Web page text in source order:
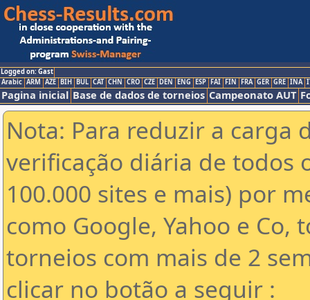
Logged on: Gast
Arabic ARM AZE BIH BUL CAT CHN CRO CZE DEN ENG ESP FAI FIN FRA GER GRE INA
Pagina inicial Base de dados de torneios Campeonato AUT
Nota: Para reduzir a carga
verificação diária de todos
100.000 sites e mais) por
como Google, Yahoo e Co,
torneios com mais de 2
clicar no botão a seguir :